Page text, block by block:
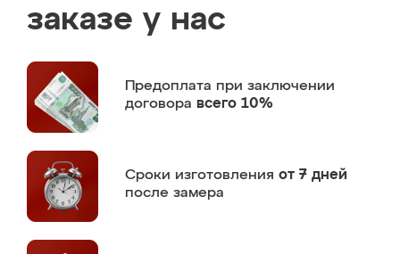
заказе у нас
Предоплата при заключении
договора всего 10%
Сроки изготовления от 7 дней
после замера